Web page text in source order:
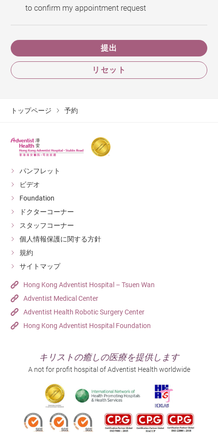
to confirm my appointment request
提出
リセット
トップページ 予約
パンフレット
ビデオ
Foundation
ドクターコーナー
スタッフコーナー
個人情報保護に関する方針
規約
サイトマップ
Hong Kong Adventist Hospital – Tsuen Wan
Adventist Medical Center
Adventist Health Robotic Surgery Center
Hong Kong Adventist Hospital Foundation
キリストの癒しの医療を提供します
A not for profit hospital of Adventist Health worldwide